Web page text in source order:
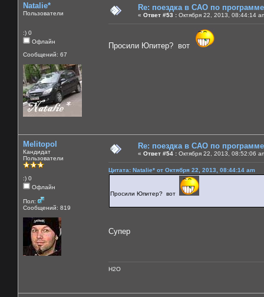
Natalie*
Пользователи
:) 0
Офлайн
Сообщений: 67
Re: поездка в САО по
« Ответ #53 : Октября 22, 2013, 08:44:14
Просили Юпитер? вот
Melitopol
Кандидат
Пользователи
:) 0
Офлайн
Пол:
Сообщений: 819
Re: поездка в САО по
« Ответ #54 : Октября 22, 2013, 08:52:06
Цитата: Natalie* от Октября 22, 2013, 08:44:14 am
Просили Юпитер? вот
Супер
H2O